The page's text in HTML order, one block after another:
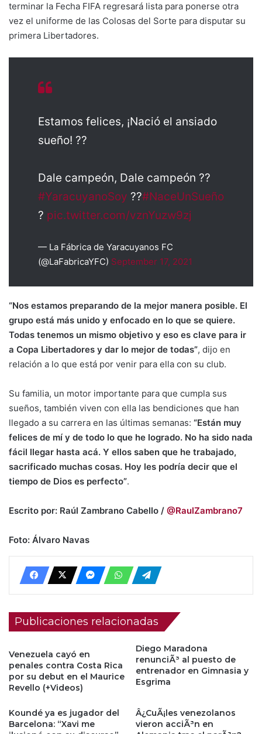
terminar la Fecha FIFA regresará lista para ponerse otra
vez el uniforme de las Colosas del Sorte para disputar su
primera Libertadores.
Estamos felices, ¡Nació el ansiado
sueño! ??
Dale campeón, Dale campeón ??
#YaracuyanoSoy ??#NaceUnSueño
? pic.twitter.com/vznYuzw9zj
— La Fábrica de Yaracuyanos FC
(@LaFabricaYFC) September 17, 2021
“Nos estamos preparando de la mejor manera posible. El
grupo está más unido y enfocado en lo que se quiere.
Todas tenemos un mismo objetivo y eso es clave para ir
a Copa Libertadores y dar lo mejor de todas”, dijo en
relación a lo que está por venir para ella con su club.
Su familia, un motor importante para que cumpla sus
sueños, también viven con ella las bendiciones que han
llegado a su carrera en las últimas semanas: “Están muy
felices de mí y de todo lo que he logrado. No ha sido nada
fácil llegar hasta acá. Y ellos saben que he trabajado,
sacrificado muchas cosas. Hoy les podría decir que el
tiempo de Dios es perfecto”.
Escrito por: Raúl Zambrano Cabello / @RaulZambrano7
Foto: Álvaro Navas
Publicaciones relacionadas
Venezuela cayó en
penales contra Costa Rica
por su debut en el Maurice
Revello (+Videos)
Diego Maradona
renunciÃ³ al puesto de
entrenador en Gimnasia y
Esgrima
Koundé ya es jugador del
Barcelona: “Xavi me
Â¿CuÃ¡les venezolanos
vieron acciÃ³n en